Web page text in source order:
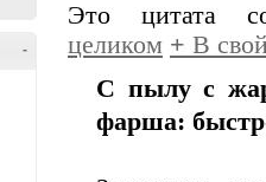
-
Это цитата
целиком + В
С пылу с
фарша: